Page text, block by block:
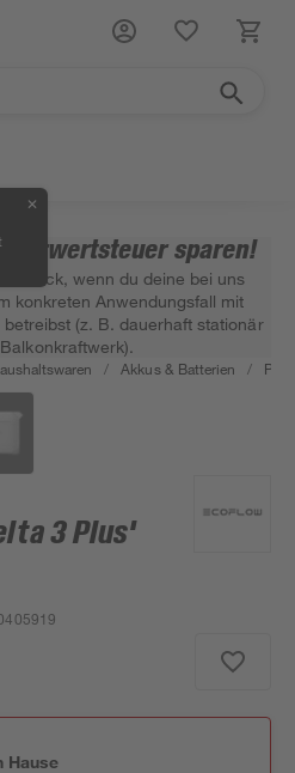
✕
sparen!
zurück, wenn du deine bei uns
konkreten Anwendungsfall mit
(z. B. dauerhaft stationär
/ Akkus & Batterien /
3 Plus'
Hause